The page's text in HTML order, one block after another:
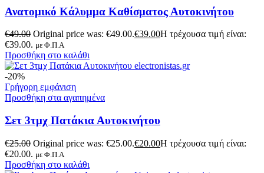
Ανατομικό Κάλυμμα Καθίσματος Αυτοκινήτου
€49.00 Original price was: €49.00.€39.00Η τρέχουσα τιμή είναι:
€39.00. με Φ.Π.Α
Προσθήκη στο καλάθι
-20%
Γρήγορη εμφάνιση
Προσθήκη στα αγαπημένα
Σετ 3τμχ Πατάκια Αυτοκινήτου
€25.00 Original price was: €25.00.€20.00Η τρέχουσα τιμή είναι:
€20.00. με Φ.Π.Α
Προσθήκη στο καλάθι